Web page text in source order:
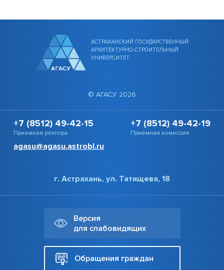
АСТРАХАНСКИЙ ГОСУДАРСТВЕННЫЙ
АРХИТЕКТУРНО-СТРОИТЕЛЬНЫЙ
УНИВЕРСИТЕТ
© АГАСУ 2026
+7 (8512) 49-42-15
Приемная ректора
agasu@agasu.astrobl.ru
+7 (8512) 49-42-19
Приемная комиссия
г. Астрахань, ул. Татищева, 18
Версия
для слабовидящих
Обращения граждан